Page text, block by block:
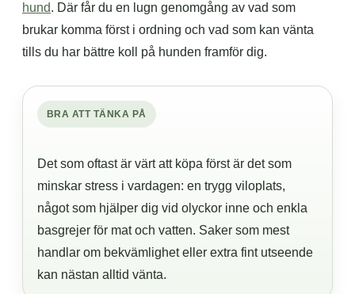
hund. Där får du en lugn genomgång av vad som
brukar komma först i ordning och vad som kan vänta
tills du har bättre koll på hunden framför dig.
BRA ATT TÄNKA PÅ
Det som oftast är värt att köpa först är det som
minskar stress i vardagen: en trygg viloplats,
något som hjälper dig vid olyckor inne och enkla
basgrejer för mat och vatten. Saker som mest
handlar om bekvämlighet eller extra fint utseende
kan nästan alltid vänta.